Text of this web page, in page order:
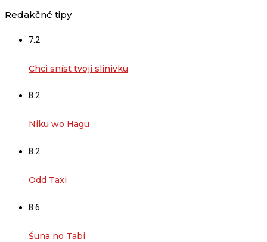
Redakčné tipy
7.2
Chci sníst tvoji slinivku
8.2
Niku wo Hagu
8.2
Odd Taxi
8.6
Šuna no Tabi